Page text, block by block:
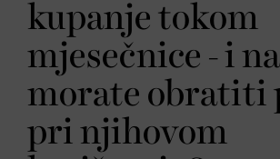
kupanje tokom
mjesečnice - i
morate obratiti
pri njihovom